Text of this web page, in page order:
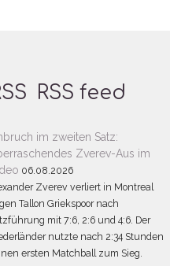
RSS feed
im zweiten Satz:
Zverev-Aus im
06.08.2026
Zverev verliert in Montreal
Tallon Griekspoor nach
mit 7:6, 2:6 und 4:6. Der
nutzte nach 2:34 Stunden
ersten Matchball zum Sieg.